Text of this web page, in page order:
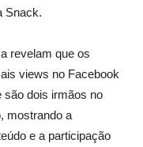
Snack.
revelam que os
views no Facebook
são dois irmãos no
mostrando a
e a participação